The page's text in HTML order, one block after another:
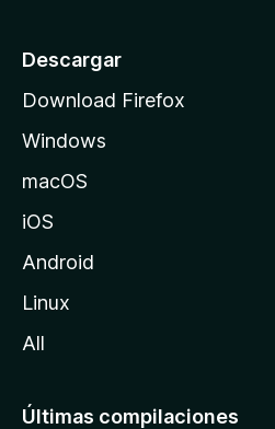
o
e
M
i
l
Descargar
Download Firefox
Windows
macOS
iOS
Android
Linux
All
Últimas compilaciones